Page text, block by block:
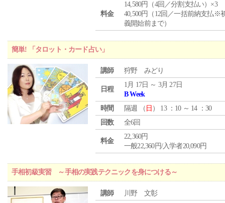
料金
14,580円（4回／分割支払い）×3
40,500円（12回／一括前納支払※
義開始前まで）
簡単! 「タロット・カード占い」
講師 狩野 みどり
日程
1月 17日 ～ 3月 27日
B Week
時間
隔週 （ 日 ） 13 ：10 ～ 14 ：30
回数
全6回
料金
22,360円
一般22,360円/入学者20,090円
手相初級実習 ～手相の実践テクニックを身につける～
講師 川野 文彰